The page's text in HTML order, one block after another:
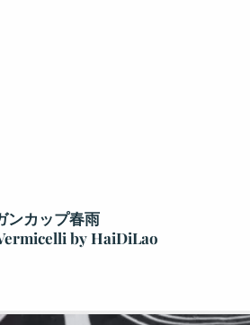
ンカップ春雨
by HaiDiLao